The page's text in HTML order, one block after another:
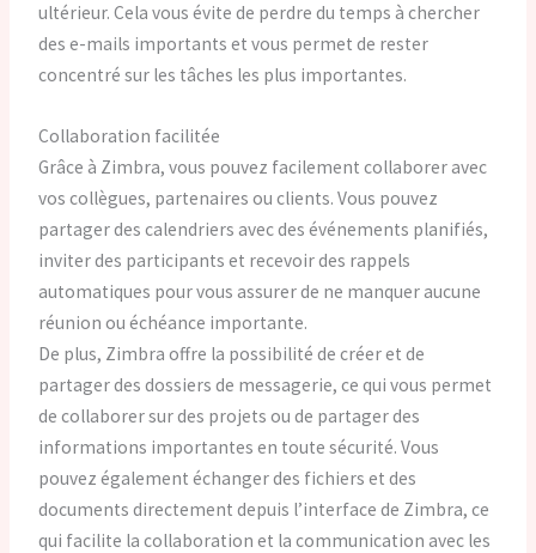
ultérieur. Cela vous évite de perdre du temps à chercher
des e-mails importants et vous permet de rester
concentré sur les tâches les plus importantes.
Collaboration facilitée
Grâce à Zimbra, vous pouvez facilement collaborer avec
vos collègues, partenaires ou clients. Vous pouvez
partager des calendriers avec des événements planifiés,
inviter des participants et recevoir des rappels
automatiques pour vous assurer de ne manquer aucune
réunion ou échéance importante.
De plus, Zimbra offre la possibilité de créer et de
partager des dossiers de messagerie, ce qui vous permet
de collaborer sur des projets ou de partager des
informations importantes en toute sécurité. Vous
pouvez également échanger des fichiers et des
documents directement depuis l’interface de Zimbra, ce
qui facilite la collaboration et la communication avec les